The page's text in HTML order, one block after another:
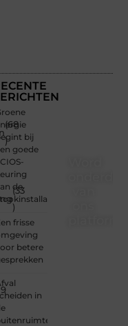
(68
)
(33
)
bij
goede
de
frisse
betere
in